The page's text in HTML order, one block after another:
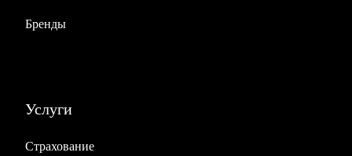
Бренды
Услуги
Страхование